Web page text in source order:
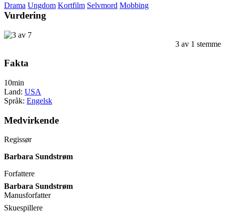
Drama Ungdom Kortfilm Selvmord Mobbing
Vurdering
3 av 1 stemme
Fakta
10min
Land: USA
Språk: Engelsk
Medvirkende
Regissør
Barbara Sundstrøm
Forfattere
Barbara Sundstrøm
Manusforfatter
Skuespillere